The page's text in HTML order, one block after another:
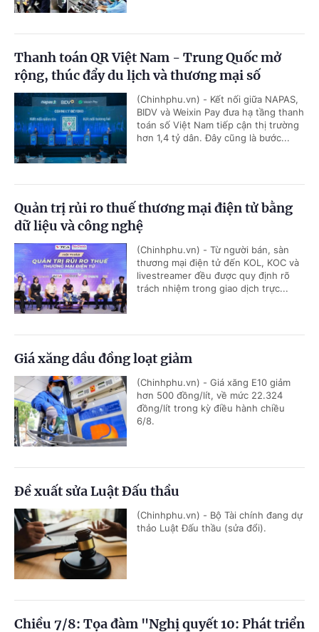
Thanh toán QR Việt Nam - Trung Quốc mở
rộng, thúc đẩy du lịch và thương mại số
(Chinhphu.vn) - Kết nối giữa NAPAS,
BIDV và Weixin Pay đưa hạ tầng thanh
toán số Việt Nam tiếp cận thị trường
hơn 1,4 tỷ dân. Đây cũng là bước...
Quản trị rủi ro thuế thương mại điện tử bằng
dữ liệu và công nghệ
(Chinhphu.vn) - Từ người bán, sàn
thương mại điện tử đến KOL, KOC và
livestreamer đều được quy định rõ
trách nhiệm trong giao dịch trực...
Giá xăng dầu đồng loạt giảm
(Chinhphu.vn) - Giá xăng E10 giảm
hơn 500 đồng/lít, về mức 22.324
đồng/lít trong kỳ điều hành chiều
6/8.
Đề xuất sửa Luật Đấu thầu
(Chinhphu.vn) - Bộ Tài chính đang dự
thảo Luật Đấu thầu (sửa đổi).
Chiều 7/8: Tọa đàm "Nghị quyết 10: Phát triển